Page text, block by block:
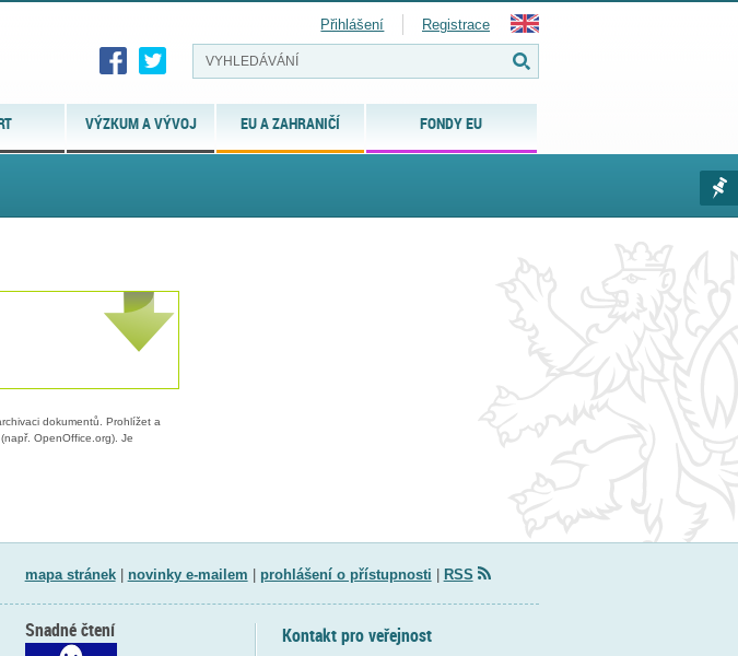
VÝZKUM A VÝVOJ EU A ZAHRANIČÍ FONDY EU
Přihlášení Registrace
dokumentů. Prohlížet a
OpenOffice.org). Je
mapa stránek| novinky e-mailem prohlášení o přístupnosti RSS
Kontakt pro veřejnost
Snadné čtení